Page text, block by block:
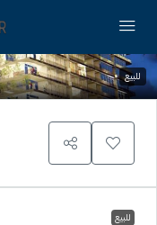
للبيع
للبيع